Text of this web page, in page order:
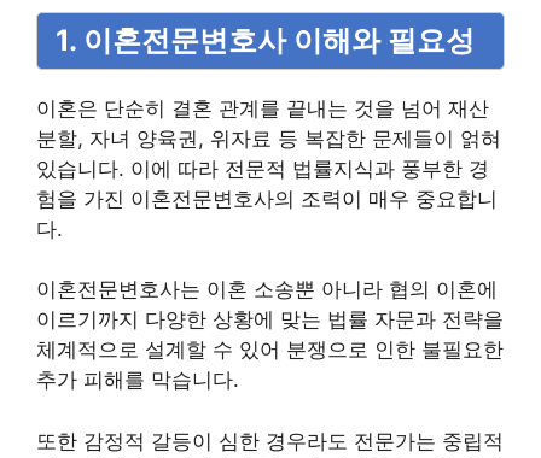
1. 이혼전문변호사 이해와 필요성
이혼은 단순히 결혼 관계를 끝내는 것을 넘어 재산
분할, 자녀 양육권, 위자료 등 복잡한 문제들이 얽혀
있습니다. 이에 따라 전문적 법률지식과 풍부한 경
험을 가진 이혼전문변호사의 조력이 매우 중요합니
다.
이혼전문변호사는 이혼 소송뿐 아니라 협의 이혼에
이르기까지 다양한 상황에 맞는 법률 자문과 전략을
체계적으로 설계할 수 있어 분쟁으로 인한 불필요한
추가 피해를 막습니다.
또한 감정적 갈등이 심한 경우라도 전문가는 중립적